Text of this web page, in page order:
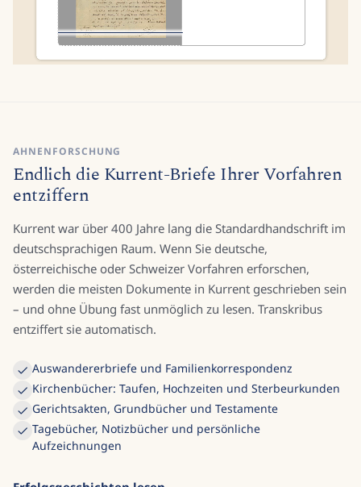
AHNENFORSCHUNG
Endlich die Kurrent-Briefe Ihrer Vorfahren
entziffern
Kurrent war über 400 Jahre lang die Standardhandschrift im
deutschsprachigen Raum. Wenn Sie deutsche,
österreichische oder Schweizer Vorfahren erforschen,
werden die meisten Dokumente in Kurrent geschrieben sein
– und ohne Übung fast unmöglich zu lesen. Transkribus
entziffert sie automatisch.
Auswandererbriefe und Familienkorrespondenz
Kirchenbücher: Taufen, Hochzeiten und Sterbeurkunden
Gerichtsakten, Grundbücher und Testamente
Tagebücher, Notizbücher und persönliche
Aufzeichnungen